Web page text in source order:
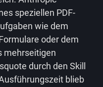
speziellen PDF-
wie dem
oder dem
mehrseitigen
durch den Skill
blieb